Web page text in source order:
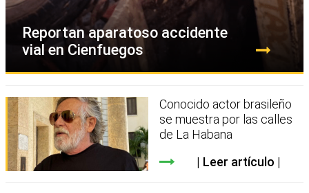
Reportan aparatoso accidente
vial en Cienfuegos
Conocido actor brasileño
se muestra por las calles
de La Habana
Leer artículo